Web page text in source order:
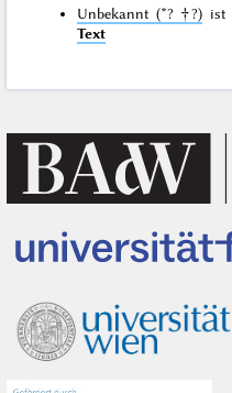
Unbekannt (*? †?) ist
Text